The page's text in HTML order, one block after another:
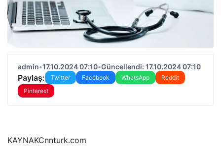
admin•17.10.2024 07:10•Güncellendi: 17.10.2024 07:10
Paylaş: Twitter Facebook WhatsApp
Reddit
Pinterest
KAYNAKCnnturk.com